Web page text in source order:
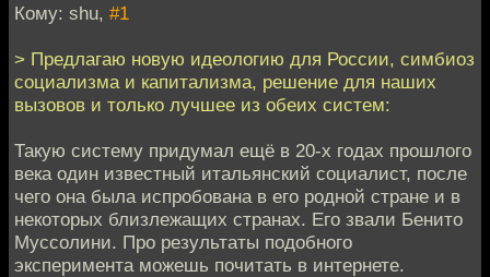
Кому: shu, #1
> Предлагаю новую идеологию для России, симбиоз
социализма и капитализма, решение для наших
вызовов и только лучшее из обеих систем:
Такую систему придумал ещё в 20-х годах прошлого
века один известный итальянский социалист, после
чего она была испробована в его родной стране и в
некоторых близлежащих странах. Его звали Бенито
Муссолини. Про результаты подобного
эксперимента можешь почитать в интернете.